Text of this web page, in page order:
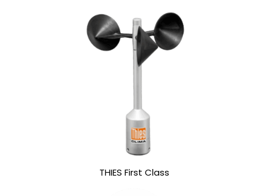
THIES First Class